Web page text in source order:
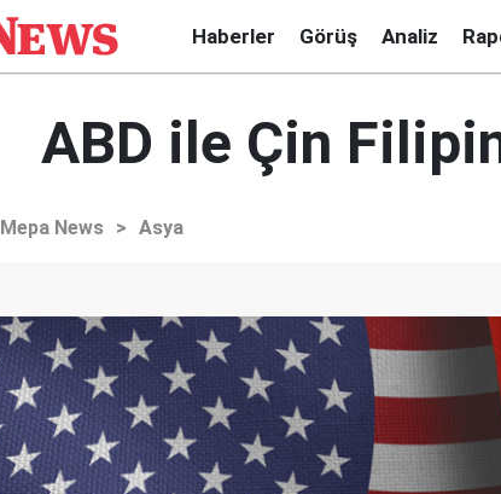
Haberler Görüş Analiz
ABD ile Çin
Mepa News > Asya